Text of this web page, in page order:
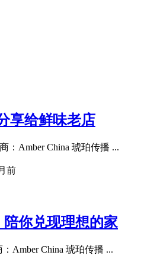
享给鲜味老店
：Amber China 琥珀传播 ...
前
你兑现理想的家
Amber China 琥珀传播 ...